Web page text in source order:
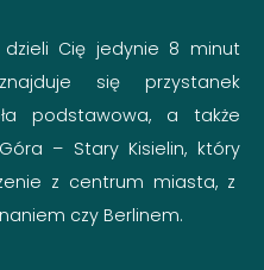
Cię jedynie 8 minut
się przystanek
podstawowa, a także
– Stary Kisielin, który
z centrum miasta, z
czy Berlinem.